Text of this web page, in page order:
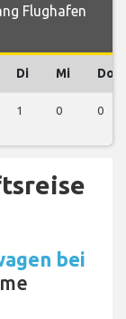
Flughafen
Di Mi Do
1 0 0
bei